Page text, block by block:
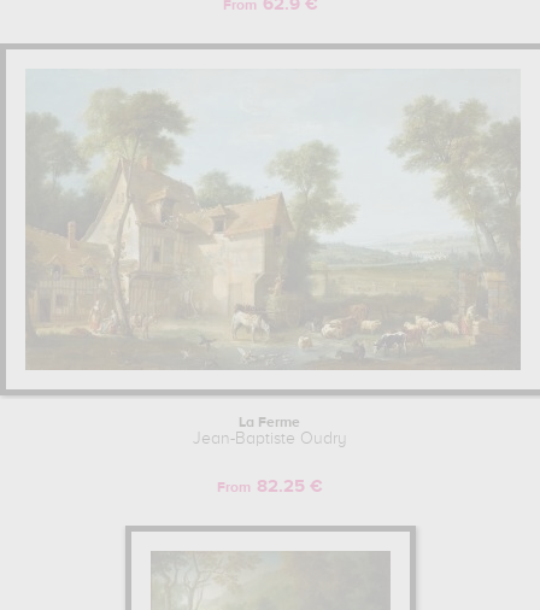
From 62.9 €
La Ferme
Jean-Baptiste Oudry
From 82.25 €